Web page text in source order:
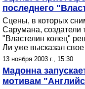
последнего
Сцены, в которых
Сарумана, создатели
"Властелин колец"
Ли уже высказал
13 ноября 2003 г., 15:30
Мадонна
мотивам